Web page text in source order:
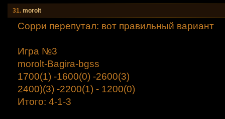
31. morolt
Сорри перепутал: вот правильный вариант
Игра №3
morolt-Bagira-bgss
1700(1) -1600(0) -2600(3)
2400)(3) -2200(1) - 1200(0)
Итого: 4-1-3